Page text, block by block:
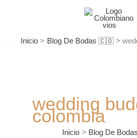
Inicio
Blog De Bodas 🇨🇴
wedding
colombia
Inicio
Blog De